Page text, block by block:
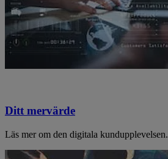
Ditt mervärde
Läs mer om den digitala kundupplevelsen.